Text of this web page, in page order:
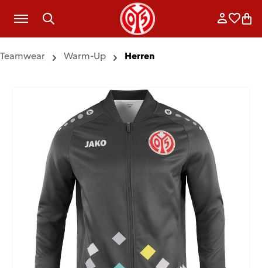
Zum Hauptinhalt springen
Teamwear Warm-Up Herren